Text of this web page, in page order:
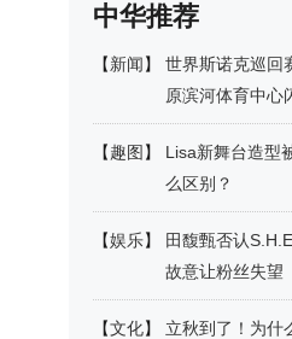
中华推荐
【新闻】
世界斯诺克巡回
原滨河体育中心
【趣图 】
Lisa新舞台造型
么区别？
【娱乐】
田馥甄否认
故意让粉丝失望
【文化】
立秋到了！为什